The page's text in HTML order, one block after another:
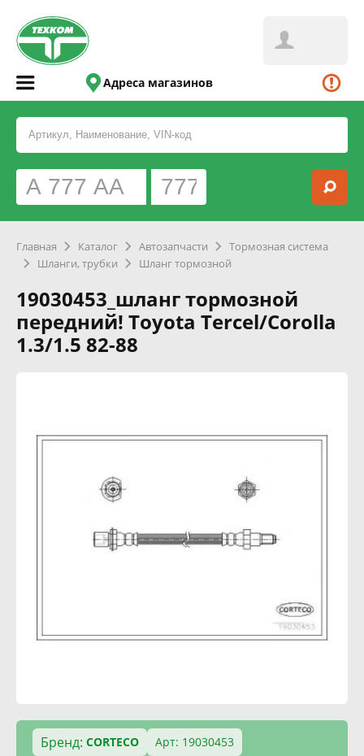
Адреса магазинов
Главная Каталог Автозапчасти
Тормозная система
Шланги, трубки
Шланг тормозной
19030453_шланг тормозной
передний! Toyota Tercel/Corolla
1.3/1.5 82-88
Бренд: CORTECO
Арт: 19030453